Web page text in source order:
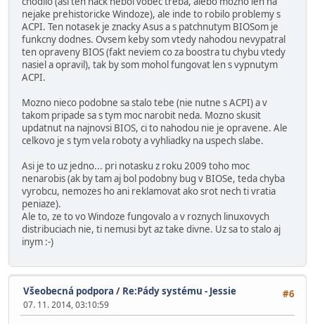
nejake prehistoricke Windoze), ale inde to robilo problemy s
ACPI. Ten notasek je znacky Asus a s patchnutym BIOSom je
funkcny dodnes. Ovsem keby som vtedy nahodou nevypatral
ten opraveny BIOS (fakt neviem co za boostra tu chybu vtedy
nasiel a opravil), tak by som mohol fungovat len s vypnutym
ACPI.
Mozno nieco podobne sa stalo tebe (nie nutne s ACPI) a v
takom pripade sa s tym moc narobit neda. Mozno skusit
updatnut na najnovsi BIOS, ci to nahodou nie je opravene. Ale
celkovo je s tym vela roboty a vyhliadky na uspech slabe.
Asi je to uz jedno... pri notasku z roku 2009 toho moc
nenarobis (ak by tam aj bol podobny bug v BIOSe, teda chyba
vyrobcu, nemozes ho ani reklamovat ako srot nech ti vratia
peniaze).
Ale to, ze to vo Windoze fungovalo a v roznych linuxovych
distribuciach nie, ti nemusi byt az take divne. Uz sa to stalo aj
inym :-)
#6
Všeobecná podpora / Re:Pády systému - Jessie
07. 11. 2014, 03:10:59